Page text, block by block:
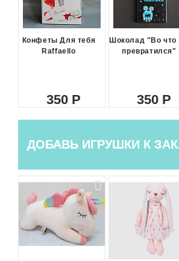
Конфеты Для тебя
Raffaello
350
Шоколад "Во что
превратился"
350
ДОБАВЬ ИГРУШКИ К